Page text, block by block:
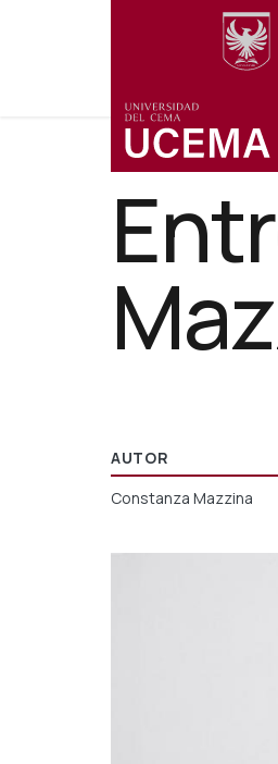
AUTOR
Constanza Mazzina